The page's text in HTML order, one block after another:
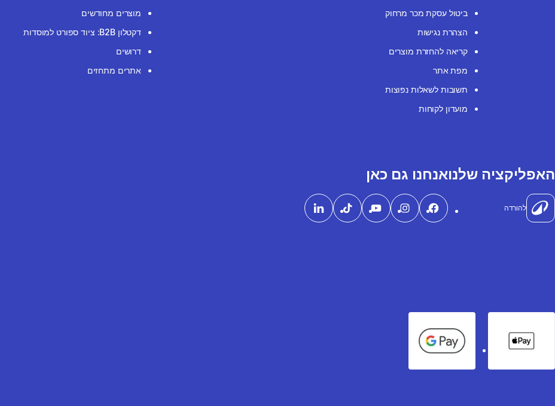
ביטול עסקת מכר מרחוק
הצהרת נגישות
קריאה להחזרת מוצרים
מפת אתר
תשובות לשאלות נפוצות
מועדון לקוחות
מוצרים מחודשים
דקטלון B2B: ציוד ספורט למוסדות
דרושים
אתרים מתחזים
האפליקציה שלנו
להורדה
אנחנו גם כאן
Apple Pay
Google Pay